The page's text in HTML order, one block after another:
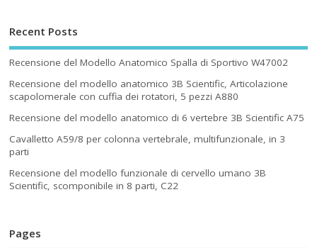
Recent Posts
Recensione del Modello Anatomico Spalla di Sportivo W47002
Recensione del modello anatomico 3B Scientific, Articolazione
scapolomerale con cuffia dei rotatori, 5 pezzi A880
Recensione del modello anatomico di 6 vertebre 3B Scientific A75
Cavalletto A59/8 per colonna vertebrale, multifunzionale, in 3
parti
Recensione del modello funzionale di cervello umano 3B
Scientific, scomponibile in 8 parti, C22
Pages